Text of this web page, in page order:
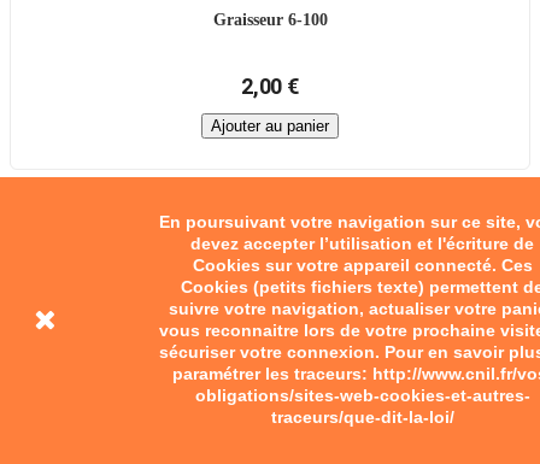
En poursuivant votre navigation sur ce site,
devez accepter l’utilisation et l'écriture de
Cookies sur votre appareil connecté. Ces
Cookies (petits fichiers texte) permettent
suivre votre navigation, actualiser votre
vous reconnaitre lors de votre prochaine
sécuriser votre connexion. Pour en savoir
paramétrer les traceurs: http://www.cnil.fr/
obligations/sites-web-cookies-et-autres-
traceurs/que-dit-la-loi/
Graisseur 6-100
2,00 €
Ajouter au panier